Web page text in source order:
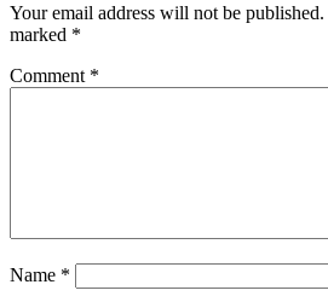
Your email address will not be published.
marked *
Comment *
Name *